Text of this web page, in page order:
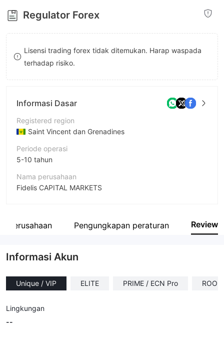
8
9
Regulator Forex
Lisensi trading forex tidak ditemukan. Harap waspada
terhadap risiko.
Informasi Dasar
Registered region
Saint Vincent dan Grenadines
Periode operasi
5-10 tahun
Nama perusahaan
Fidelis CAPITAL MARKETS
Karyawan perusahaan
perusahaan Pengungkapan peraturan Review
Informasi Akun
Unique / VIP ELITE PRIME / ECN Pro
Lingkungan
--